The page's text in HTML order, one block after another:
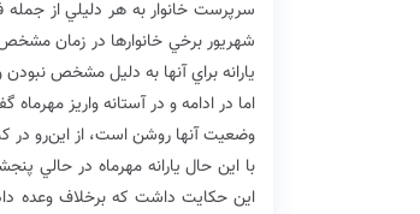
سرپرست خانوار به هر دليلي از
شهريور برخي خانوارها در زمان مشخص
يارانه براي آنها به دليل مشخص
وضعيت آنها روشن است، از اين‌رو در كنار يارانه مهرماه، ۴۵ هزار و ۵۰۰ توماني كه در
با اين حال يارانه مهرماه در حالي
اين حكايت داشت كه برخلاف وعده